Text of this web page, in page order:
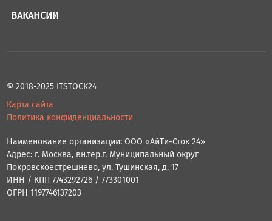
ВАКАНСИИ
© 2018-2025 ITSTOCK24
Карта сайта
Политика конфиденциальности
Наименование организации: ООО «АйТи-Сток 24»
Адрес: г. Москва, вн.тер.г. Муниципальный округ
Покровскоестрешнево, ул. Тушинская, д. 17
ИНН / КПП 7743292726 / 773301001
ОГРН 1197746137203